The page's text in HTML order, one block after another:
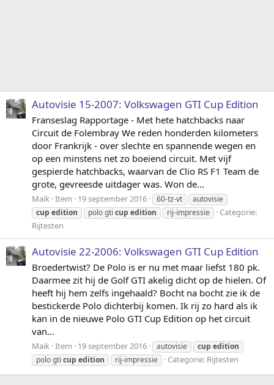
Autovisie 15-2007: Volkswagen GTI Cup Edition
Franseslag Rapportage - Met hete hatchbacks naar
Circuit de Folembray We reden honderden kilometers
door Frankrijk - over slechte en spannende wegen en
op een minstens net zo boeiend circuit. Met vijf
gespierde hatchbacks, waarvan de Clio RS F1 Team de
grote, gevreesde uitdager was. Won de...
Maik Item 19 september 2016 60-tz-vt
autovisie
cup edition polo gti cup edition rij-impressie
Categorie:
Rijtesten
Autovisie 22-2006: Volkswagen GTI Cup Edition
Broedertwist? De Polo is er nu met maar liefst 180 pk.
Daarmee zit hij de Golf GTI akelig dicht op de hielen. Of
heeft hij hem zelfs ingehaald? Bocht na bocht zie ik de
bestickerde Polo dichterbij komen. Ik rij zo hard als ik
kan in de nieuwe Polo GTI Cup Edition op het circuit
van...
Maik Item 19 september 2016 autovisie cup edition
polo gti cup edition rij-impressie Categorie: Rijtesten